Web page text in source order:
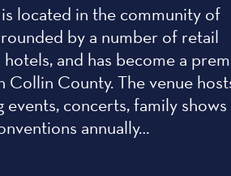
located in the community of
by a number of retail
and has become a
Collin County. The venue
events, concerts, family shows
annually…